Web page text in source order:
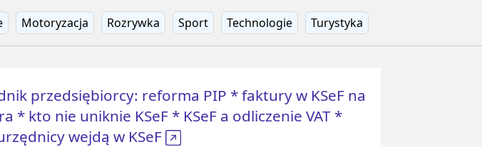
Motoryzacja Rozrywka Sport Technologie Turystyka
przedsiębiorcy: reforma PIP * faktury w KSeF na
* kto nie uniknie KSeF * KSeF a odliczenie VAT *
wejdą w KSeF